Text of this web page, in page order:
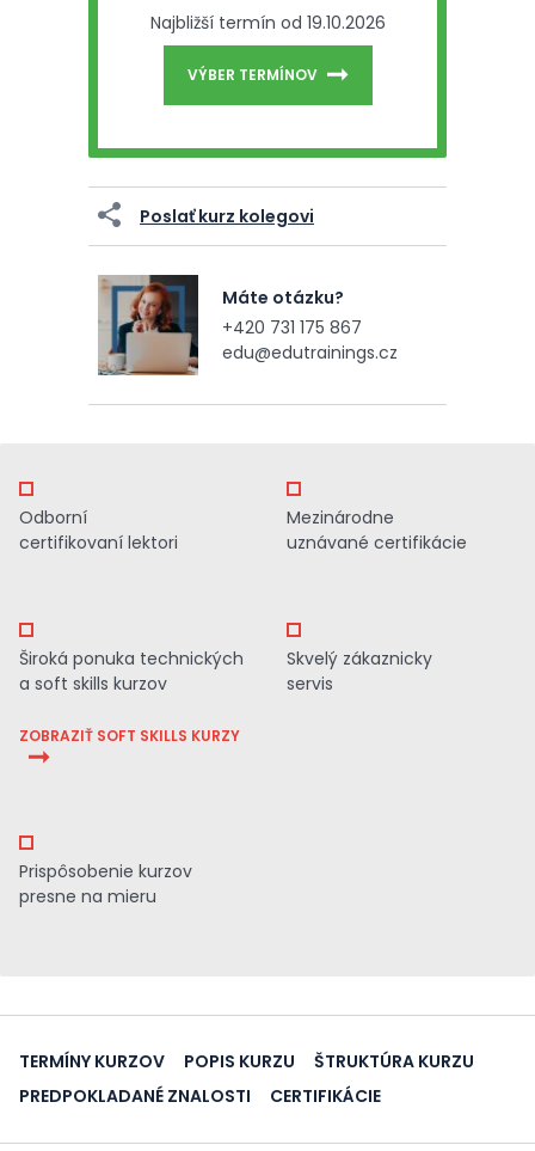
Najbližší termín od 19.10.2026
VÝBER TERMÍNOV
Poslať kurz kolegovi
Máte otázku?
+420 731 175 867
edu@edutrainings.cz
Odborní
certifikovaní lektori
Mezinárodne
uznávané certifikácie
Široká ponuka technických
a soft skills kurzov
ZOBRAZIŤ SOFT SKILLS KURZY
Skvelý zákaznicky
servis
Prispôsobenie kurzov
presne na mieru
TERMÍNY KURZOV POPIS KURZU
ŠTRUKTÚRA KURZU
PREDPOKLADANÉ ZNALOSTI
CERTIFIKÁCIE